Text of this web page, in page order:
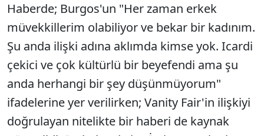
Haberde; Burgos'un "Her zaman erkek
müvekkillerim olabiliyor ve bekar bir kadınım.
Şu anda ilişki adına aklımda kimse yok. Icardi
çekici ve çok kültürlü bir beyefendi ama şu
anda herhangi bir şey düşünmüyorum"
ifadelerine yer verilirken; Vanity Fair'in ilişkiyi
doğrulayan nitelikte bir haberi de kaynak